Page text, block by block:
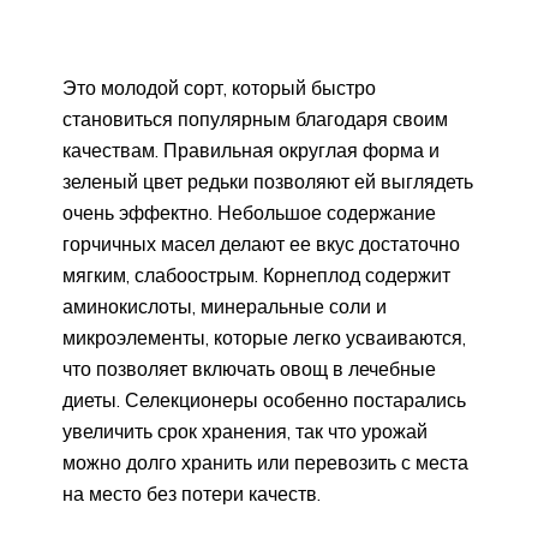
Это молодой сорт, который быстро
становиться популярным благодаря своим
качествам. Правильная округлая форма и
зеленый цвет редьки позволяют ей выглядеть
очень эффектно. Небольшое содержание
горчичных масел делают ее вкус достаточно
мягким, слабоострым. Корнеплод содержит
аминокислоты, минеральные соли и
микроэлементы, которые легко усваиваются,
что позволяет включать овощ в лечебные
диеты. Селекционеры особенно постарались
увеличить срок хранения, так что урожай
можно долго хранить или перевозить с места
на место без потери качеств.